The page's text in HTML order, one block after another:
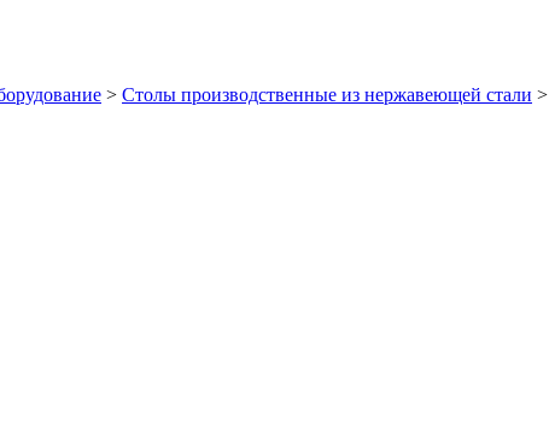
> Столы производственные из нержавеющей стали >